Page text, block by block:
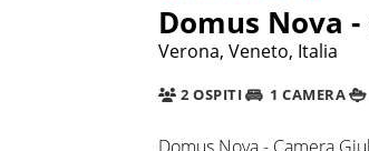
Domus Nova
Verona, Veneto, Italia
2 OSPITI 1 CAMERA